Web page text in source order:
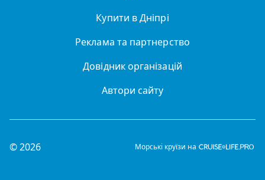
Купити в Дніпрі
Реклама та партнерство
Довідник організацій
Автори сайту
© 2026 Морські круїзи на